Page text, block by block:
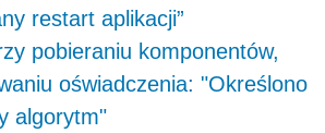
restart aplikacji”
pobieraniu komponentów,
oświadczenia: "Określono
algorytm"